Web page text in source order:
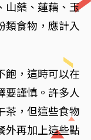
山藥、蓮藕、玉
類食物，應計入
飽，這時可以在
要謹慎。許多人
茶，但這些食物
外再加上這些點